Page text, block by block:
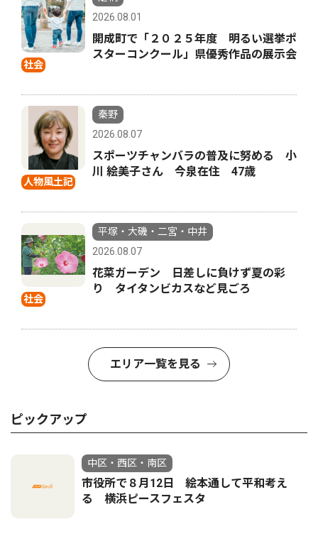
社会
2026.08.01
開成町で「２０２５年度 明るい選挙ポ
スターコンクール」県優秀作品の展示会
人物風土記
秦野
2026.08.07
スポーツチャンバラの普及に努める 小
川 絵美子さん 今泉在住 47歳
社会
平塚・大磯・二宮・中井
2026.08.07
花菜ガーデン 日差しに負けず夏の彩
り タイタンビカスなど見ごろ
エリア一覧を見る
ピックアップ
中区・西区・南区
市役所で８月12日 絵本通して平和考え
る 横浜ピースフェスタ